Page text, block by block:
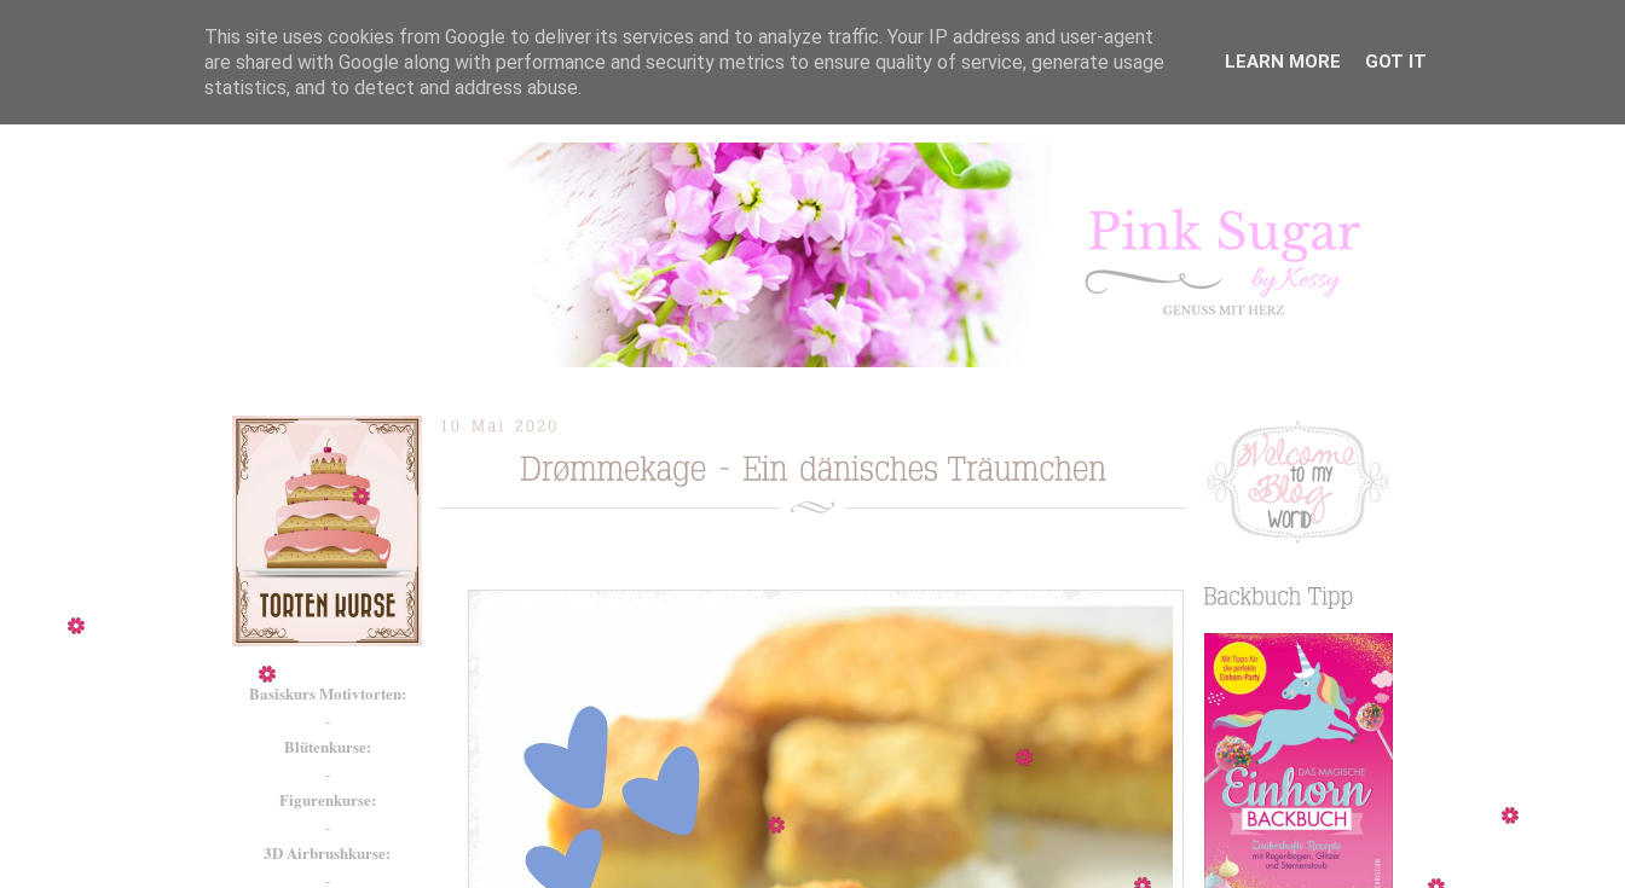
ÜBER MICH KOOPERATION
Basiskurs Motivtorten:
-
Blütenkurse:
-
Figurenkurse:
-
3D Airbrushkurse:
-
This site uses cookies from Google to deliver its services and to analyze traffic. Your IP address and user-agent
are shared with Google along with performance and security metrics to ensure quality of service, generate usage
statistics, and to detect and address abuse.
LEARN MORE GOT IT